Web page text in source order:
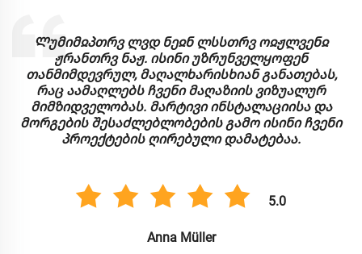
Ლუმიმჲპთრვ ლვდ ნეჲნ ლსსთრვ ოჲჟლვენჲ
ჟრანთრვ ნაჟ. ისინი უზრუნველყოფენ
თანმიმდევრულ, მაღალხარისხიან განათებას,
რაც აამაღლებს ჩვენი მაღაზიის ვიზუალურ
მიმზიდველობას. მარტივი ინსტალაციისა და
მორგების შესაძლებლობების გამო ისინი ჩვენი
პროექტების ღირებული დამატებაა.
5.0
Anna Müller